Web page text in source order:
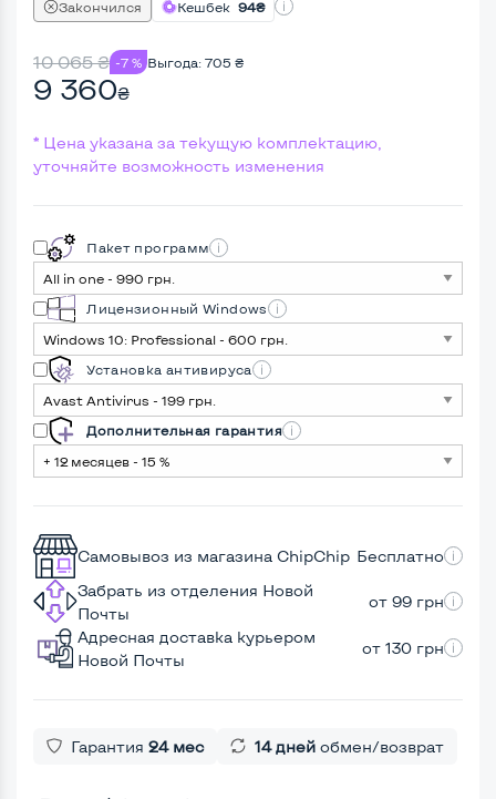
Закончился Кешбек 94₴
10 065₴ -7 % Выгода: 705 ₴
9 360₴
* Цена указана за текущую комплектацию,
уточняйте возможность изменения
Пакет программ
Лицензионный Windows
Установка антивируса
Дополнительная гарантия
Самовывоз из магазина ChipChip Бесплатно
Забрать из отделения Новой
Почты
от 99 грн
Адресная доставка курьером
Новой Почты
от 130 грн
Гарантия 24 мес 14 дней обмен/возврат